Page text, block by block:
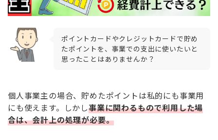
ポイントカードやクレジットカードで貯め
たポイントを、事業での支出に使いたいと
思ったことはありませんか？
個人事業主の場合、貯めたポイントは私的にも事業用
にも使えます。しかし事業に関わるもので利用した場
合は、会計上の処理が必要。